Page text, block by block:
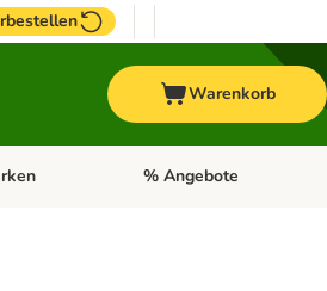
Warenkorb
öffnen: PferdKategorie-Menü öffnen:
% Angebote